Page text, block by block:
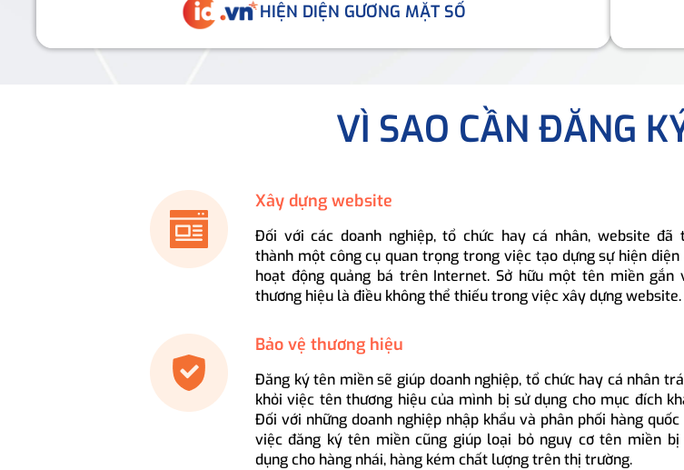
HIỆN DIỆN GƯƠNG MẶT SỐ
VÌ SAO CẦN ĐĂNG
Xây dựng website
Đối với các doanh nghiệp, tổ chức hay cá nhân, website đã
thành một công cụ quan trọng trong việc tạo dựng sự hiện diện
hoạt động quảng bá trên Internet. Sở hữu một tên miền gắn
thương hiệu là điều không thể thiếu trong việc xây dựng website.
Bảo vệ thương hiệu
Đăng ký tên miền sẽ giúp doanh nghiệp, tổ chức hay cá nhân
khỏi việc tên thương hiệu của mình bị sử dụng cho mục đích
Đối với những doanh nghiệp nhập khẩu và phân phối hàng quốc
việc đăng ký tên miền cũng giúp loại bỏ nguy cơ tên miền bị
dụng cho hàng nhái, hàng kém chất lượng trên thị trường.